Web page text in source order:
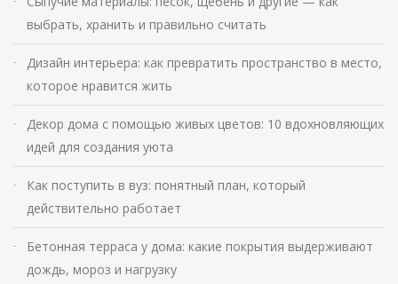
выбрать, хранить и правильно считать
Дизайн интерьера: как превратить пространство в место,
которое нравится жить
Декор дома с помощью живых цветов: 10 вдохновляющих
идей для создания уюта
Как поступить в вуз: понятный план, который
действительно работает
Бетонная терраса у дома: какие покрытия выдерживают
дождь, мороз и нагрузку